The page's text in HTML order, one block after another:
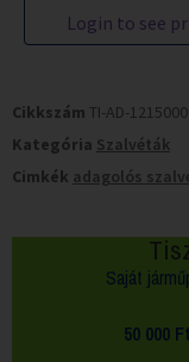
Login to see
Cikkszám TI-AD-1215000
Kategória Szalvéták
Cimkék adagolós
Saját
50 000